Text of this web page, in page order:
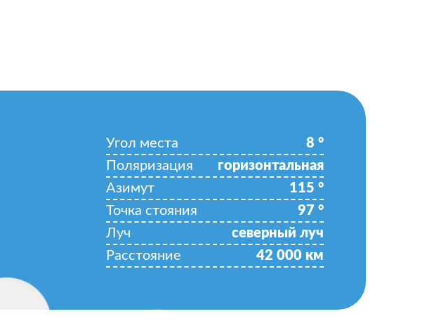
Угол места 8 °
Поляризация
горизонтальная
Азимут
115 °
Точка стояния
97 °
Луч
северный луч
Расстояние
42 000 км